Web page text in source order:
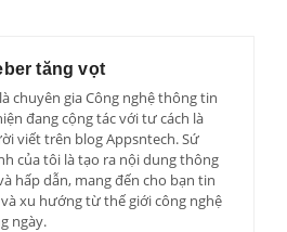
tăng vọt
chuyên gia Công nghệ thông tin
đang cộng tác với tư cách là
viết trên blog Appsntech. Sứ
của tôi là tạo ra nội dung thông
hấp dẫn, mang đến cho bạn tin
xu hướng từ thế giới công nghệ
ngày.